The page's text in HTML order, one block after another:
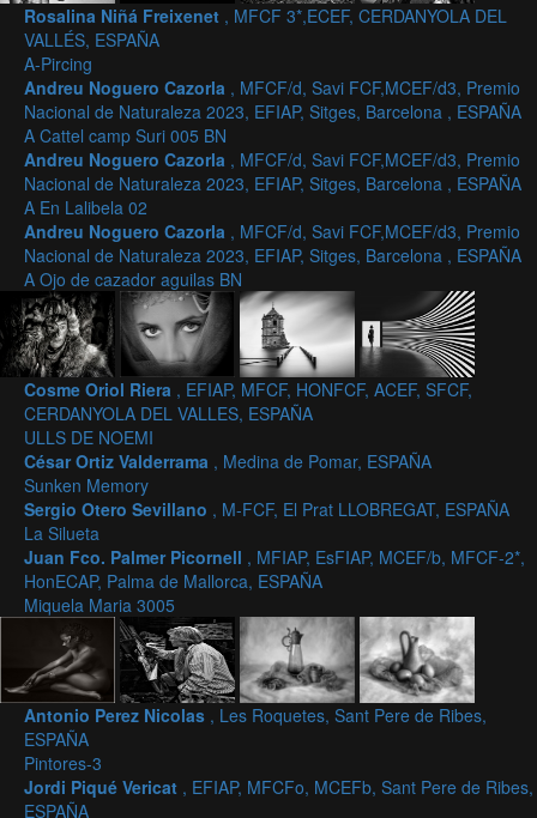
Rosalina Niñá Freixenet , MFCF 3*,ECEF, CERDANYOLA DEL
VALLÉS, ESPAÑA
A-Pircing
Andreu Noguero Cazorla , MFCF/d, Savi FCF,MCEF/d3, Premio
Nacional de Naturaleza 2023, EFIAP, Sitges, Barcelona , ESPAÑA
A Cattel camp Suri 005 BN
Andreu Noguero Cazorla , MFCF/d, Savi FCF,MCEF/d3, Premio
Nacional de Naturaleza 2023, EFIAP, Sitges, Barcelona , ESPAÑA
A En Lalibela 02
Andreu Noguero Cazorla , MFCF/d, Savi FCF,MCEF/d3, Premio
Nacional de Naturaleza 2023, EFIAP, Sitges, Barcelona , ESPAÑA
A Ojo de cazador aguilas BN
Cosme Oriol Riera , EFIAP, MFCF, HONFCF, ACEF, SFCF,
CERDANYOLA DEL VALLES, ESPAÑA
ULLS DE NOEMI
César Ortiz Valderrama , Medina de Pomar, ESPAÑA
Sunken Memory
Sergio Otero Sevillano , M-FCF, El Prat LLOBREGAT, ESPAÑA
La Silueta
Juan Fco. Palmer Picornell , MFIAP, EsFIAP, MCEF/b, MFCF-2*,
HonECAP, Palma de Mallorca, ESPAÑA
Miquela Maria 3005
Antonio Perez Nicolas , Les Roquetes, Sant Pere de Ribes,
ESPAÑA
Pintores-3
Jordi Piqué Vericat , EFIAP, MFCFo, MCEFb, Sant Pere de Ribes,
ESPAÑA